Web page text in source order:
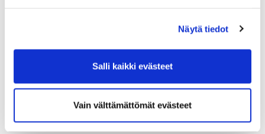
Näytä tiedot
Salli kaikki evästeet
Vain välttämättömät evästeet